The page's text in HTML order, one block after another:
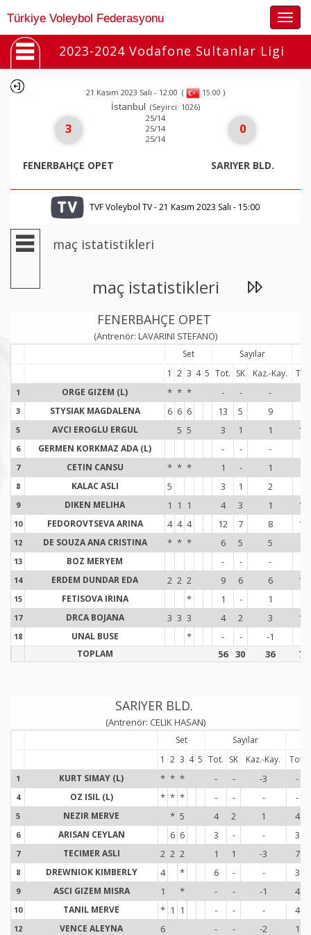
Türkiye Voleybol Federasyonu
2023-2024 Vodafone Sultanlar Ligi
21 Kasım 2023 Salı - 12:00 ( 15:00 )
İstanbul (Seyirci: 1026)
3
FENERBAHÇE OPET
25/14
25/14
25/14
0
SARIYER BLD.
TVF Voleybol TV - 21 Kasım 2023 Salı - 15:00
maç istatistikleri
maç istatistikleri
FENERBAHÇE OPET
(Antrenör: LAVARINI STEFANO)
Set
Sayılar
1 2 3 4 5 Tot. SK Kaz.-Kay. Tot.
1 ORGE GIZEM (L) * * * - - -
3 STYSIAK MAGDALENA 6 6 6 13 5 9
5 AVCI EROGLU ERGUL 5 5 3 1 1 10
6 GERMEN KORKMAZ ADA (L) - - -
7 CETIN CANSU * * * 1 - 1
8 KALAC ASLI 5 3 1 2
9 DIKEN MELIHA 1 1 1 4 3 1 10
10 FEDOROVTSEVA ARINA 4 4 4 12 7 8 11
12 DE SOUZA ANA CRISTINA * * * 6 5 5
13 BOZ MERYEM - - -
14 ERDEM DUNDAR EDA 2 2 2 9 6 6 11
15 FETISOVA IRINA * 1 - 1
17 DRCA BOJANA 3 3 3 4 2 3 11
18 UNAL BUSE * - - -1
TOPLAM 56 30 36 73
SARIYER BLD.
(Antrenör: CELIK HASAN)
Set Sayılar
1 2 3 4 5 Tot. SK Kaz.-Kay. Tot.
1 KURT SIMAY (L) * * * - - -3 -
4 OZ ISIL (L) * * * - - - -
5 NEZIR MERVE * 5 4 2 1 4
6 ARISAN CEYLAN 6 6 3 - - 3
7 TECIMER ASLI 2 2 2 1 1 -3 7
8 DREWNIOK KIMBERLY 4 * 6 - - 3
9 ASCI GIZEM MISRA 1 * - - -1 4
10 TANIL MERVE * 1 1 - - - 4
12 VENCE ALEYNA 6 - - -2 1